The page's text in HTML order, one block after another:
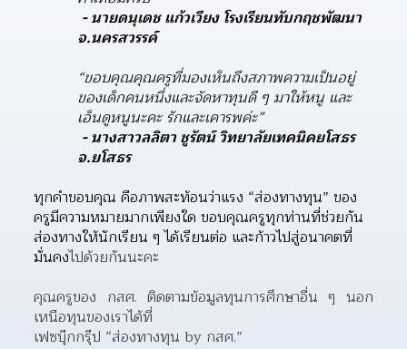
- นายดนุเดช แก้วเวียง โรงเรียนทับกฤชพัฒนา
จ.นครสวรรค์
“ขอบคุณคุณครูที่มองเห็นถึงสภาพความเป็นอยู่
ของเด็กคนหนึ่งและจัดหาทุนดี ๆ มาให้หนู และ
เอ็นดูหนูนะคะ รักและเคารพค่ะ”
- นางสาวลลิตา ชูรัตน์ วิทยาลัยเทคนิคยโสธร
จ.ยโสธร
ทุกคำขอบคุณ คือภาพสะท้อนว่าแรง “ส่องทางทุน” ของ
ครูมีความหมายมากเพียงใด ขอบคุณครูทุกท่านที่ช่วยกัน
ส่องทางให้นักเรียน ๆ ได้เรียนต่อ และก้าวไปสู่อนาคตที่
มั่นคงไปด้วยกันนะคะ
คุณครูของ กสศ. ติดตามข้อมูลทุนการศึกษาอื่น ๆ นอก
เหนือทุนของเราได้ที่
เฟซบุ๊กกรุ๊ป “ส่องทางทุน by กสศ.”